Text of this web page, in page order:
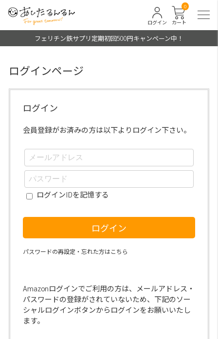
カート
0
ログイン
フェリチン鉄サプリ定期初回500円キャンペーン中！
ログインページ
ログイン
会員登録がお済みの方は以下よりログイン下さい。
ログインIDを記憶する
ログイン
パスワードの再設定・忘れた方はこちら
Amazonログインでご利用の方は、メールアドレス・
パスワードの登録がされていないため、下記のソー
シャルログインボタンからログインをお願いいたし
ます。